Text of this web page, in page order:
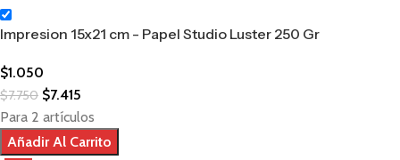
Impresion 15x21 cm - Papel Studio Luster 250 Gr
$1.050
$7.750 $7.415
Para 2 artículos
Añadir Al Carrito